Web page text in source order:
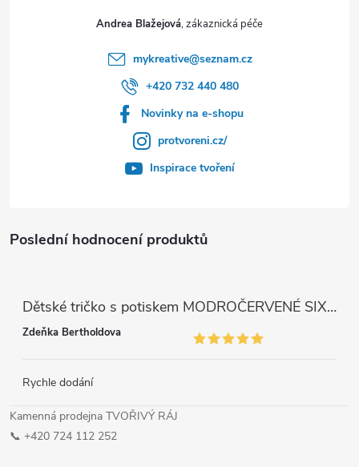
Poslední hodnocení produktů
Dětské tričko s potiskem MODROČERVENÉ SIX SEVEN 67
Zdeňka Bertholdova
Rychle dodání
Kamenná prodejna TVOŘIVÝ RÁJ
📞 +420 724 112 252
Andrea Blažejová
mykreative@seznam.cz
+420 732 440 480
Novinky na e-shopu
protvoreni.cz/
Inspirace tvoření